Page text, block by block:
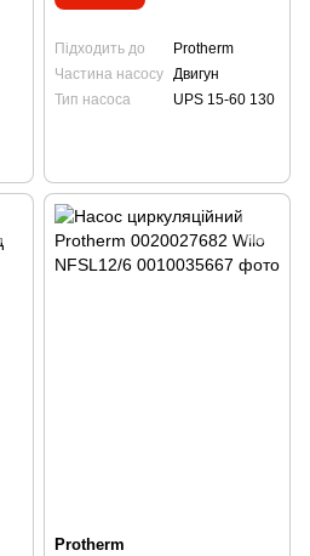
Підходить до
Protherm
Частина насосу Двигун
Тип насоса
UPS 15-60 130
Protherm